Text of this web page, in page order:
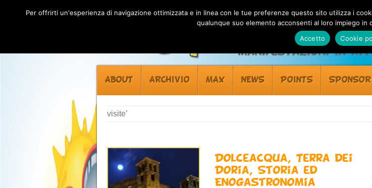
Manifestazioni in
ABOUT ARCHIVIO MAX NEWS POINTS SPONSOR
visite’
Dolceacqua, Terra dei
Doria, Storia ed
Enogastronomia
Per offrirti un'esperienza di navigazione ottimizzata e in linea con le tue preferenze questo sito utilizza i
qualunque suo elemento acconsenti al loro impiego in
Accetto
Cookie